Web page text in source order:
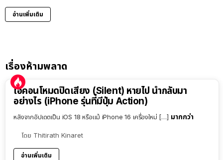
อ่านเพิ่มเติม
เรื่องห้ามพลาด
ไอคอนโหมดปิดเสียง (Silent) หายไป นำกลับมา
อย่างไร (iPhone รุ่นที่มีปุ่ม Action)
หลังจากอัปเดตเป็น iOS 18 หรือแม้ iPhone 16 เครื่องใหม่ […] มากกว่า
โดย Thitirath Kinaret
อ่านเพิ่มเติม